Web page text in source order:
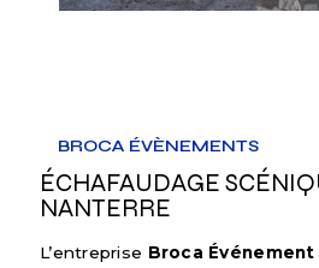
BROCA ÉVÈNEMENTS
ÉCHAFAUDAGE SCÉNIQUE À
NANTERRE
L’entreprise Broca Événement